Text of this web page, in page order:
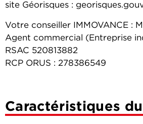
site Géorisques :
Votre conseiller IMMOVANCE :
Agent commercial (Entreprise
RSAC 520813882
RCP ORUS : 278386549
Caractéristiques